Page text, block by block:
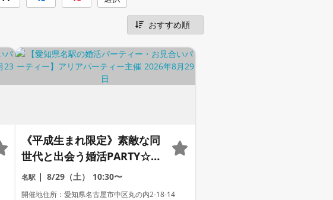
《平成生まれ限定》素敵な同
世代と出会う婚活PARTY☆結
婚に繋がる恋を始めません
か？
名駅 8/29（土） 10:30〜
開催地住所：愛知県名古屋市中区丸の内2-18-14